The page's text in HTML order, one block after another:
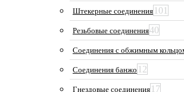
Штекерные соединения 101
Резьбовые соединения40
Соединения с обжимным
Соединения банжо 12
Гнездовые соединения 17